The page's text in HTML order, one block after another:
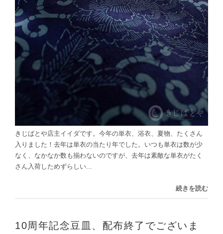
きじばとや店主イイダです。今年の単衣、浴衣、夏物、たくさん
入りました！去年は単衣の当たり年でした。いつも単衣は数が少
なく、なかなか数も揃わないのですが、去年は素敵な単衣がたく
さん入荷しためずらしい...
続きを読む
10周年記念豆皿、配布終了でございま